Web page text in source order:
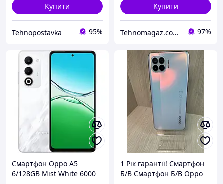
Купити
Tehnopostavka 95%
Купити
Tehnomagaz.com.ua - це передовий інтернет-магазин, спеціалізуючийся на продажу техніки 97%
Смартфон Oppo A5
6/128GB Mist White 6000
1 Рік гарантії! Смартфон
Б/В Смартфон Б/В Oppo